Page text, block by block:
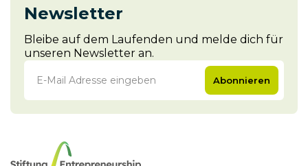
Newsletter
Bleibe auf dem Laufenden und melde dich für
unseren Newsletter an.
Abonnieren